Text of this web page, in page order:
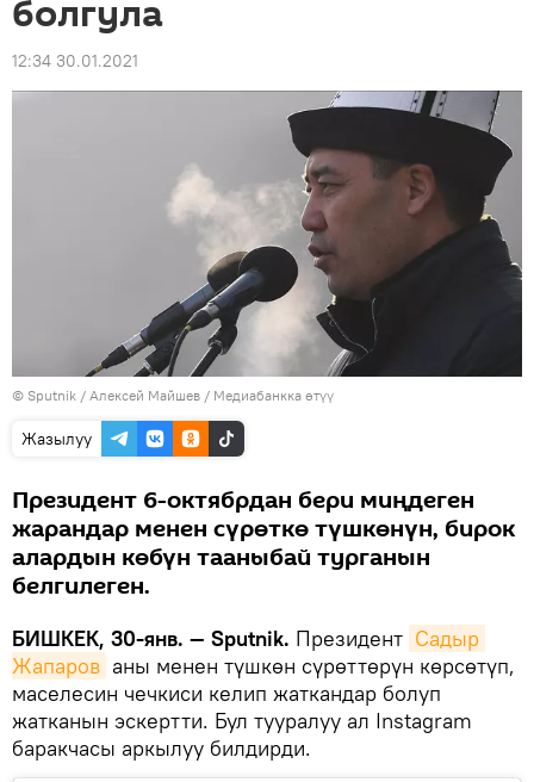
болгула
12:34 30.01.2021
© Sputnik / Алексей Майшев / Медиабанкка өтүү
Жазылуу
Президент 6-октябрдан бери миңдеген
жарандар менен сүрөткө түшкөнүн, бирок
алардын көбүн тааныбай турганын
белгилеген.
БИШКЕК, 30-янв. — Sputnik. Президент Садыр
Жапаров аны менен түшкөн сүрөттөрүн көрсөтүп,
маселесин чечкиси келип жаткандар болуп
жатканын эскертти. Бул тууралуу ал Instagram
баракчасы аркылуу билдирди.